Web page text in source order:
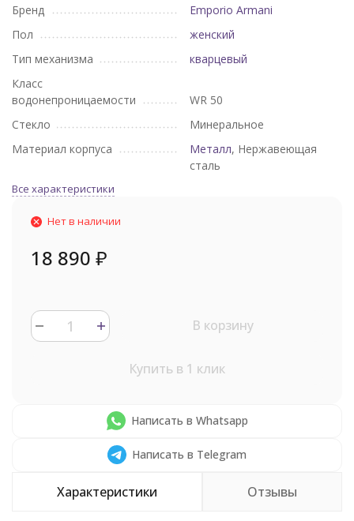
Бренд
Emporio Armani
Пол
женский
Тип механизма
кварцевый
Класс
водонепроницаемости
WR 50
Стекло
Минеральное
Материал корпуса
Металл, Нержавеющая
сталь
Все характеристики
Нет в наличии
18 890 ₽
В корзину
Купить в 1 клик
Написать в Whatsapp
Написать в Telegram
Характеристики Отзывы